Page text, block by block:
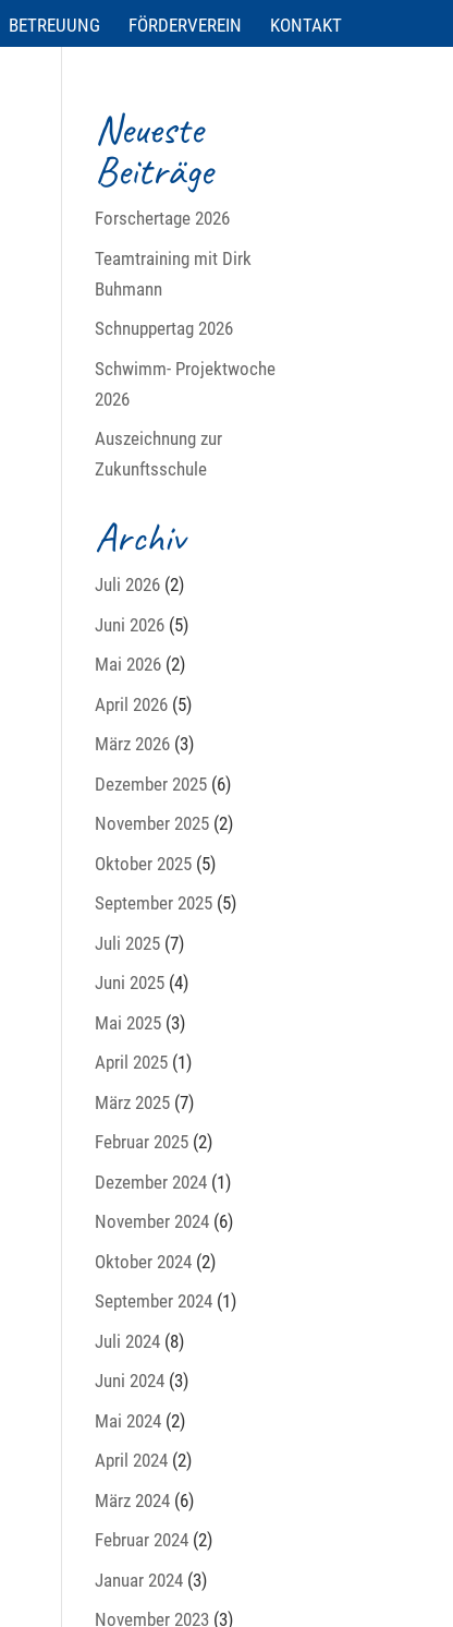
BETREUUNG FÖRDERVEREIN KONTAKT
Neueste
Beiträge
Forschertage 2026
Teamtraining mit Dirk
Buhmann
Schnuppertag 2026
Schwimm- Projektwoche
2026
Auszeichnung zur
Zukunftsschule
Archiv
Juli 2026 (2)
Juni 2026 (5)
Mai 2026 (2)
April 2026 (5)
März 2026 (3)
Dezember 2025 (6)
November 2025 (2)
Oktober 2025 (5)
September 2025 (5)
Juli 2025 (7)
Juni 2025 (4)
Mai 2025 (3)
April 2025 (1)
März 2025 (7)
Februar 2025 (2)
Dezember 2024 (1)
November 2024 (6)
Oktober 2024 (2)
September 2024 (1)
Juli 2024 (8)
Juni 2024 (3)
Mai 2024 (2)
April 2024 (2)
März 2024 (6)
Februar 2024 (2)
Januar 2024 (3)
November 2023 (3)